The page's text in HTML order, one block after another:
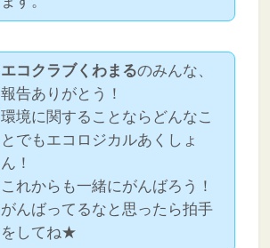
エコクラブくわまるのみんな、
報告ありがとう！
環境に関することならどんなこ
とでもエコロジカルあくしょ
ん！
これからも一緒にがんばろう！
がんばってるなと思ったら拍手
をしてね★